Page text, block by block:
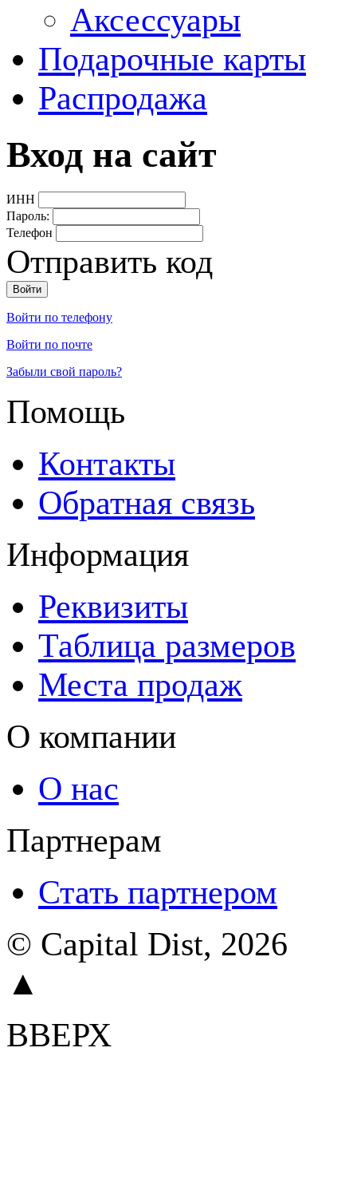
Аксессуары
Подарочные карты
Распродажа
Вход на сайт
ИНН
Пароль:
Телефон
Отправить код
Войти по телефону
Войти по почте
Забыли свой пароль?
Помощь
Контакты
Обратная связь
Информация
Реквизиты
Таблица размеров
Места продаж
О компании
О нас
Партнерам
Стать партнером
© Capital Dist, 2026
▲
ВВЕРХ